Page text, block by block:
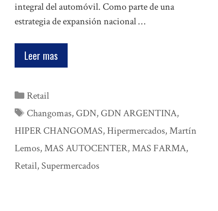
integral del automóvil. Como parte de una
estrategia de expansión nacional …
Leer mas
Categorías
Retail
Etiquetas
Changomas, GDN, GDN ARGENTINA,
HIPER CHANGOMAS, Hipermercados,Martín
Lemos,MAS AUTOCENTER,MAS FARMA,
Retail, Supermercados